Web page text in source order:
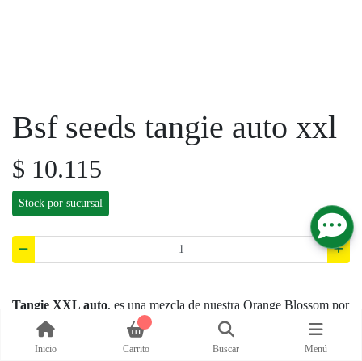
Bsf seeds tangie
auto xxl
$ 10.115
Tangie XXL auto, es una mezcla de nuestra
Inicio Carrito Buscar Menú